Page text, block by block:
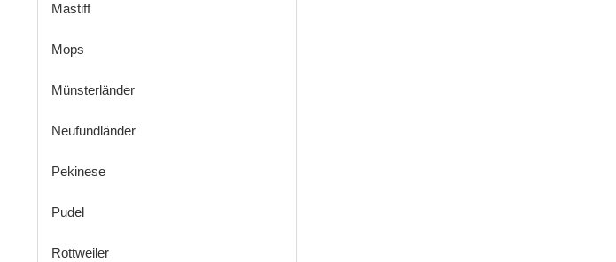
Mastiff
Mops
Münsterländer
Neufundländer
Pekinese
Pudel
Rottweiler